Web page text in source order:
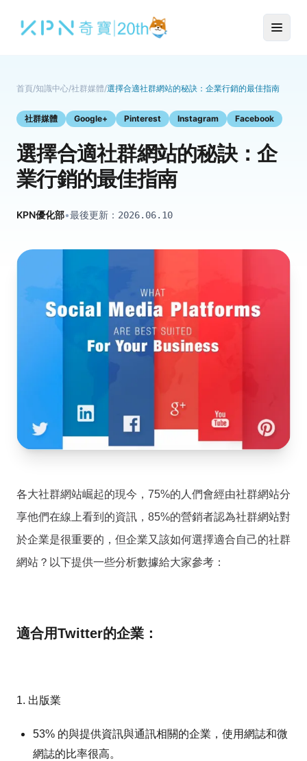
首頁/知識中心/社群媒體/選擇合適社群網站的秘訣：企業行銷的最佳指南
社群媒體 Google+ Pinterest Instagram Facebook
選擇合適社群網站的秘訣：企
業行銷的最佳指南
KPN優化部•最後更新： 2026.06.10
各大社群網站崛起的現今，75%的人們會經由社群網站分
享他們在線上看到的資訊，85%的營銷者認為社群網站對
於企業是很重要的，但企業又該如何選擇適合自己的社群
網站？以下提供一些分析數據給大家參考：
適合用Twitter的企業：
1. 出版業
53% 的與提供資訊與通訊相關的企業，使用網誌和微
網誌的比率很高。